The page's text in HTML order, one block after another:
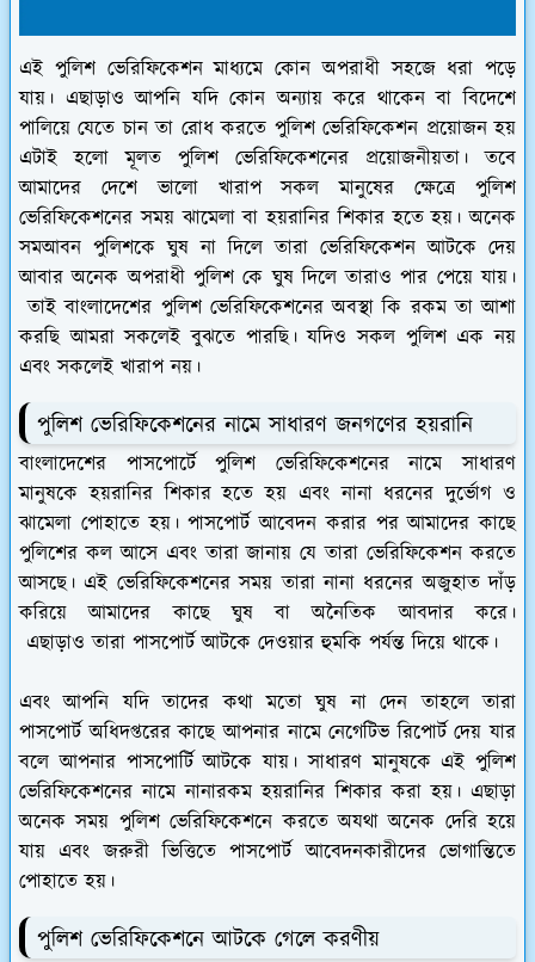
এই পুলিশ ভেরিফিকেশন মাধ্যমে কোন অপরাধী সহজে ধরা পড়ে
যায়। এছাড়াও আপনি যদি কোন অন্যায় করে থাকেন বা বিদেশে
পালিয়ে যেতে চান তা রোধ করতে পুলিশ ভেরিফিকেশন প্রয়োজন হয়
এটাই হলো মূলত পুলিশ ভেরিফিকেশনের প্রয়োজনীয়তা। তবে
আমাদের দেশে ভালো খারাপ সকল মানুষের ক্ষেত্রে পুলিশ
ভেরিফিকেশনের সময় ঝামেলা বা হয়রানির শিকার হতে হয়। অনেক
সমআবন পুলিশকে ঘুষ না দিলে তারা ভেরিফিকেশন আটকে দেয়
আবার অনেক অপরাধী পুলিশ কে ঘুষ দিলে তারাও পার পেয়ে যায়।
তাই বাংলাদেশের পুলিশ ভেরিফিকেশনের অবস্থা কি রকম তা আশা
করছি আমরা সকলেই বুঝতে পারছি। যদিও সকল পুলিশ এক নয়
এবং সকলেই খারাপ নয়।
পুলিশ ভেরিফিকেশনের নামে সাধারণ জনগণের হয়রানি
বাংলাদেশের পাসপোর্টে পুলিশ ভেরিফিকেশনের নামে সাধারণ
মানুষকে হয়রানির শিকার হতে হয় এবং নানা ধরনের দুর্ভোগ ও
ঝামেলা পোহাতে হয়। পাসপোর্ট আবেদন করার পর আমাদের কাছে
পুলিশের কল আসে এবং তারা জানায় যে তারা ভেরিফিকেশন করতে
আসছে। এই ভেরিফিকেশনের সময় তারা নানা ধরনের অজুহাত দাঁড়
করিয়ে আমাদের কাছে ঘুষ বা অনৈতিক আবদার করে।
এছাড়াও তারা পাসপোর্ট আটকে দেওয়ার হুমকি পর্যন্ত দিয়ে থাকে।
এবং আপনি যদি তাদের কথা মতো ঘুষ না দেন তাহলে তারা
পাসপোর্ট অধিদপ্তরের কাছে আপনার নামে নেগেটিভ রিপোর্ট দেয় যার
বলে আপনার পাসপোর্টি আটকে যায়। সাধারণ মানুষকে এই পুলিশ
ভেরিফিকেশনের নামে নানারকম হয়রানির শিকার করা হয়। এছাড়া
অনেক সময় পুলিশ ভেরিফিকেশনে করতে অযথা অনেক দেরি হয়ে
যায় এবং জরুরী ভিত্তিতে পাসপোর্ট আবেদনকারীদের ভোগান্তিতে
পোহাতে হয়।
পুলিশ ভেরিফিকেশনে আটকে গেলে করণীয়